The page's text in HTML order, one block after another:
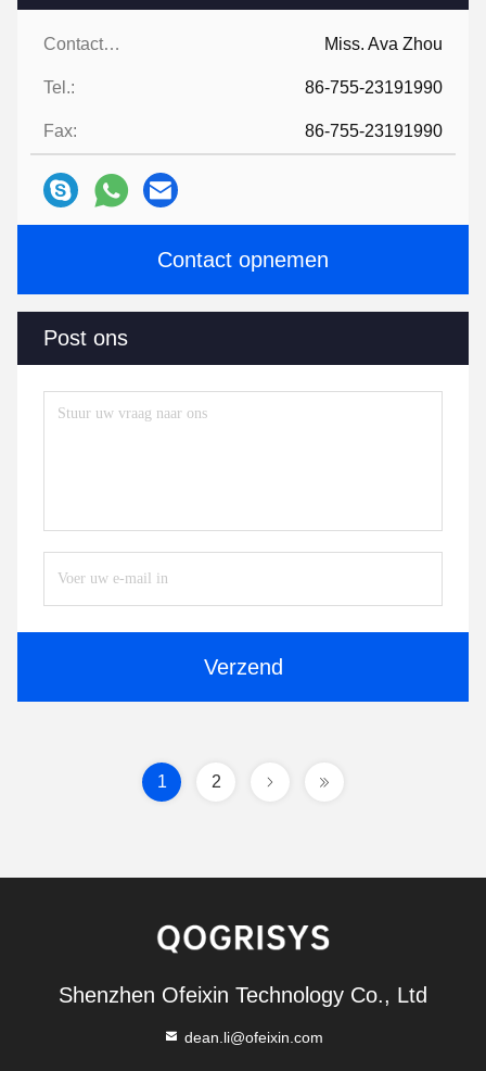
Contactpersonen: Miss. Ava Zhou
Tel.: 86-755-23191990
Fax: 86-755-23191990
Contact opnemen
Post ons
Verzend
1 2
Shenzhen Ofeixin Technology Co., Ltd
dean.li@ofeixin.com